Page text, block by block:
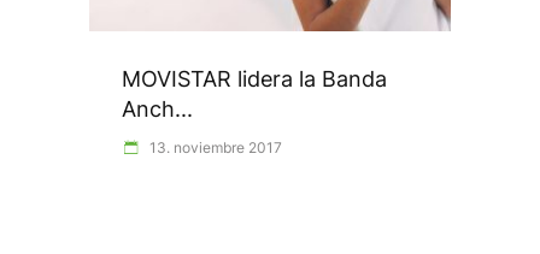
MOVISTAR lidera la Banda
Anch...
13. noviembre 2017